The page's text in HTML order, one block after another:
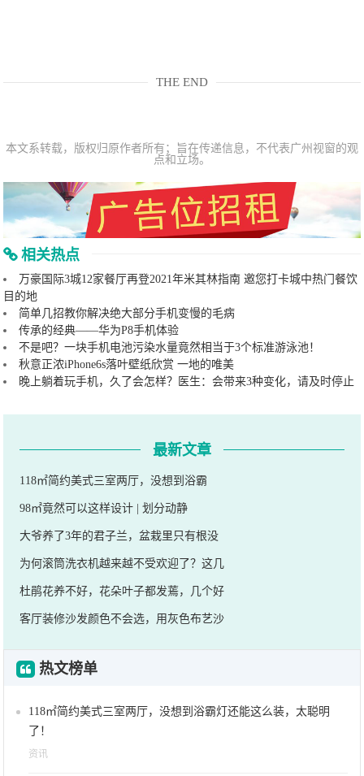
THE END
本文系转载，版权归原作者所有；旨在传递信息，不代表广州视窗的观
点和立场。
相关热点
万豪国际3城12家餐厅再登2021年米其林指南 邀您打卡城中热门餐饮
目的地
简单几招教你解决绝大部分手机变慢的毛病
传承的经典——华为P8手机体验
不是吧？一块手机电池污染水量竟然相当于3个标准游泳池！
秋意正浓iPhone6s落叶壁纸欣赏 一地的唯美
晚上躺着玩手机，久了会怎样？医生：会带来3种变化，请及时停止
最新文章
118㎡简约美式三室两厅，没想到浴霸
98㎡竟然可以这样设计 | 划分动静
大爷养了3年的君子兰，盆栽里只有根没
为何滚筒洗衣机越来越不受欢迎了？这几
杜鹃花养不好，花朵叶子都发蔫，几个好
客厅装修沙发颜色不会选，用灰色布艺沙
热文榜单
118㎡简约美式三室两厅，没想到浴霸灯还能这么装，太聪明
了！
资讯